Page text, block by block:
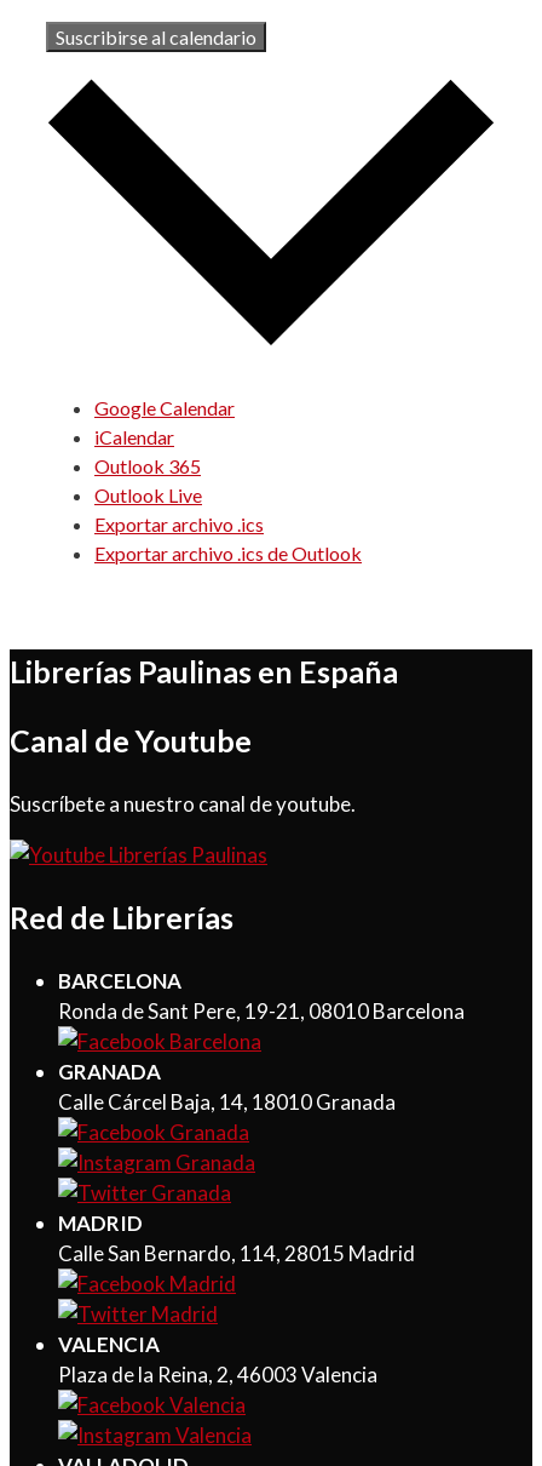
Suscribirse al calendario
Google Calendar
iCalendar
Outlook 365
Outlook Live
Exportar archivo .ics
Exportar archivo .ics de Outlook
Librerías Paulinas en España
Canal de Youtube
Suscríbete a nuestro canal de youtube.
Red de Librerías
BARCELONA
Ronda de Sant Pere, 19-21, 08010 Barcelona
GRANADA
Calle Cárcel Baja, 14, 18010 Granada
MADRID
Calle San Bernardo, 114, 28015 Madrid
VALENCIA
Plaza de la Reina, 2, 46003 Valencia